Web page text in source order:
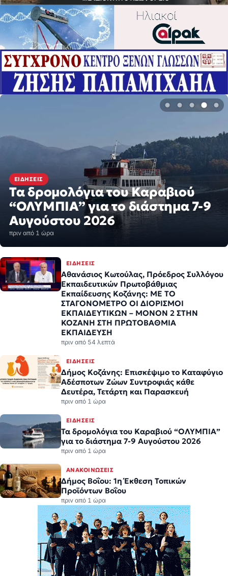
ΕΙΔΉΣΕΙΣ
Τα δρομολόγια του Καραβιού
“ΟΛΥΜΠΙΑ” για το διάστημα 7-9
Αυγούστου 2026
πριν από 1 ώρα
ΕΙΔΉΣΕΙΣ
Αθανάσιος Κωτούλας, Πρόεδρος Συλλόγου
Εκπαιδευτικών Πρωτοβάθμιας
Εκπαίδευσης Κοζάνης: ΜΕ ΤΟ
ΣΤΑΓΟΝΟΜΕΤΡΟ ΟΙ ΔΙΟΡΙΣΜΟΙ
ΕΚΠΑΙΔΕΥΤΙΚΩΝ – ΜΟΝΟΝ 2 ΣΤΗΝ
ΚΟΖΑΝΗ ΣΤΗ ΠΡΩΤΟΒΑΘΜΙΑ
ΕΚΠΑΙΔΕΥΣΗ
πριν από 54 λεπτά
ΕΙΔΉΣΕΙΣ
Δήμος Κοζάνης: Επισκέψιμο το Καταφύγιο
Αδέσποτων Ζώων Συντροφιάς κάθε
Δευτέρα, Τετάρτη και Παρασκευή
πριν από 1 ώρα
ΕΙΔΉΣΕΙΣ
Τα δρομολόγια του Καραβιού “ΟΛΥΜΠΙΑ”
για το διάστημα 7-9 Αυγούστου 2026
πριν από 1 ώρα
ΑΝΑΚΟΙΝΏΣΕΙΣ
Δήμος Βοΐου: 1η Έκθεση Τοπικών
Προϊόντων Βοΐου
πριν από 1 ώρα